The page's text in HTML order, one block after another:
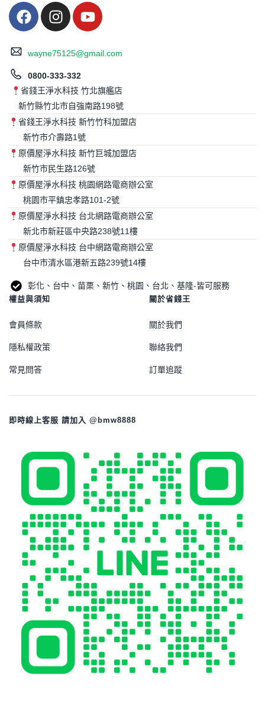
wayne75125@gmail.com
0800-333-332
省錢王淨水科技 竹北旗艦店
新竹縣竹北市自強南路198號
省錢王淨水科技 新竹竹科加盟店
新竹市介壽路1號
原價屋淨水科技 新竹巨城加盟店
新竹市民生路126號
原價屋淨水科技 桃園網路電商辦公室
桃園市平鎮忠孝路101-2號
原價屋淨水科技 台北網路電商辦公室
新北市新莊區中央路238號11樓
原價屋淨水科技 台中網路電商辦公室
台中市清水區港新五路239號14樓
彰化、台中、苗栗、新竹、桃園、台北、基隆-皆可服務
權益與須知
會員條款
隱私權政策
常見問答
關於省錢王
關於我們
聯絡我們
訂單追蹤
即時線上客服 請加入 @bmw8888